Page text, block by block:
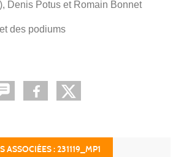
Denis Potus et Romain Bonnet
des podiums
ASSOCIÉES : 231119_MP1